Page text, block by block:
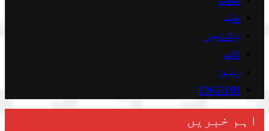
تعلیم
ٹیکنالوجی
کالمز
ویڈیوز
ENGLISH
اہم خبریں